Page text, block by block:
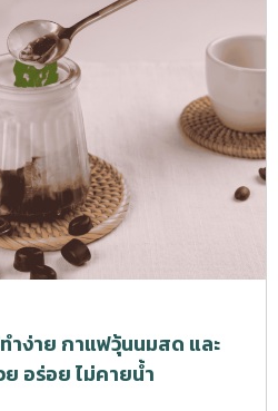
ำง่าย กาแฟวุ้นนมสด และ
อร่อย ไม่คายน้ำ